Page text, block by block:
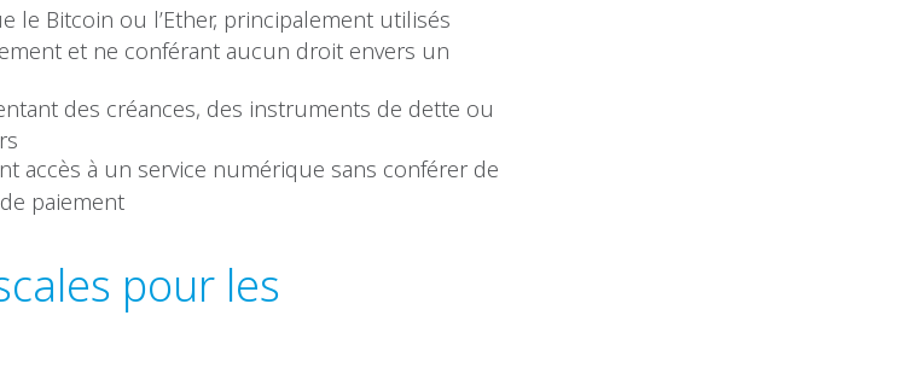
le Bitcoin ou l’Ether, principalement utilisés
et ne conférant aucun droit envers un
des créances, des instruments de dette ou
accès à un service numérique sans conférer de
paiement
pour les